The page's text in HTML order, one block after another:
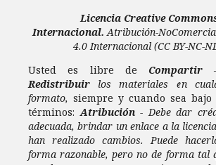
Licencia Creative
Internacional.Atribución-
4.0 Internacional(CC BY-NC-
Usted es libre de Compartir
Redistribuir los materiales en
formato, siempre y cuando sea
términos:Atribución- Debe dar
adecuada, brindar un enlace a la
han realizado cambios. Puede
forma razonable, pero no de forma tal